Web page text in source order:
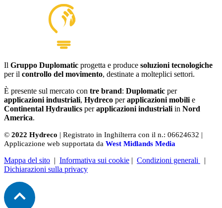
Il Gruppo Duplomatic progetta e produce soluzioni tecnologiche
per il controllo del movimento, destinate a molteplici settori.
È presente sul mercato con tre brand: Duplomatic per
applicazioni industriali, Hydreco perapplicazioni mobili e
Continental Hydraulics perapplicazioni industriali in Nord
America.
© 2022 Hydreco | Registrato in Inghilterra con il n.: 06624632 |
Applicazione web supportata da West Midlands Media
Mappa del sito | Informativa sui cookie | Condizioni generali
|
Dichiarazioni sulla privacy